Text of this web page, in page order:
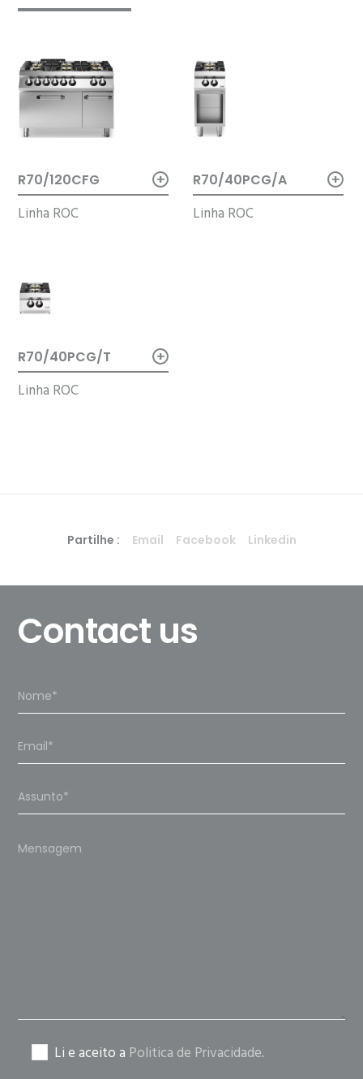
R70/120CFG +
Linha ROC
R70/40PCG/A +
Linha ROC
R70/40PCG/T +
Linha ROC
Partilhe : Email Facebook Linkedin
Contact us
Please
Li e aceito a Politica de Privacidade.